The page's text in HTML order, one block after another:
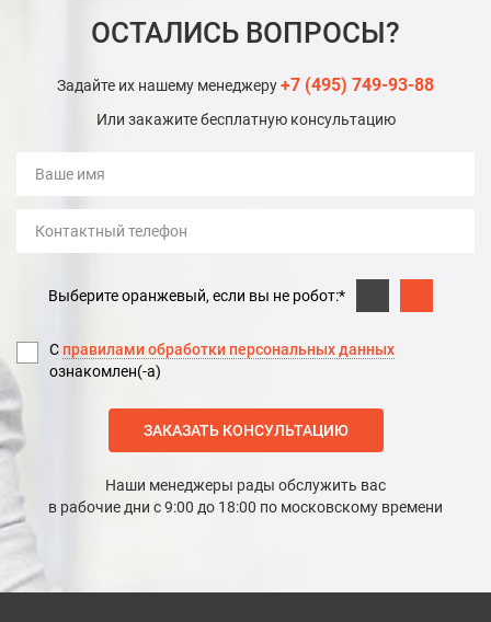
ОСТАЛИСЬ ВОПРОСЫ?
Задайте их нашему менеджеру+7 (495) 749-93-88
Или закажите бесплатную консультацию
Выберите оранжевый, если вы не робот:*
С правилами обработки персональных данных
ознакомлен(-а)
ЗАКАЗАТЬ КОНСУЛЬТАЦИЮ
Наши менеджеры рады обслужить вас
в рабочие дни с 9:00 до 18:00 по московскому времени